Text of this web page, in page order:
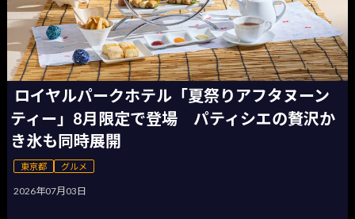
ロイヤルパークホテル「夏祭りアフタヌーン
ティー」8月限定で登場 パティシエの贅沢か
き氷も同時展開
東京都 グルメ
2026年07月03日